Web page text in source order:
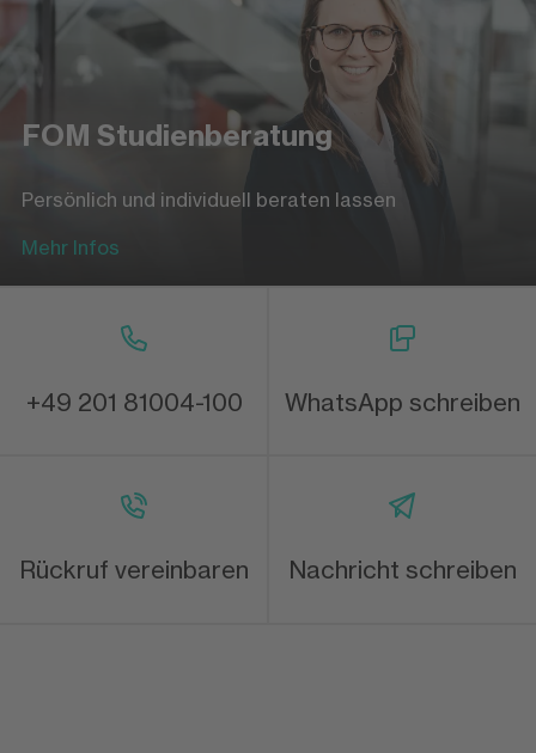
FOM Studienberatung
Persönlich und individuell beraten lassen
Mehr Infos
+49 201 81004-100 WhatsApp schreiben
Rückruf vereinbaren Nachricht schreiben